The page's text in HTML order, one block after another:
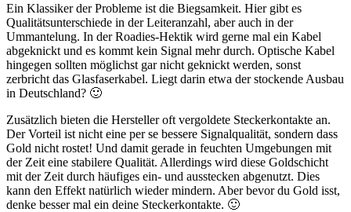
Ein Klassiker der Probleme ist die Biegsamkeit. Hier gibt es
Qualitätsunterschiede in der Leiteranzahl, aber auch in der
Ummantelung. In der Roadies-Hektik wird gerne mal ein Kabel
abgeknickt und es kommt kein Signal mehr durch. Optische Kabel
hingegen sollten möglichst gar nicht geknickt werden, sonst
zerbricht das Glasfaserkabel. Liegt darin etwa der stockende Ausbau
in Deutschland? 🙂
Zusätzlich bieten die Hersteller oft vergoldete Steckerkontakte an.
Der Vorteil ist nicht eine per se bessere Signalqualität, sondern dass
Gold nicht rostet! Und damit gerade in feuchten Umgebungen mit
der Zeit eine stabilere Qualität. Allerdings wird diese Goldschicht
mit der Zeit durch häufiges ein- und ausstecken abgenutzt. Dies
kann den Effekt natürlich wieder mindern. Aber bevor du Gold isst,
denke besser mal ein deine Steckerkontakte. 🙂